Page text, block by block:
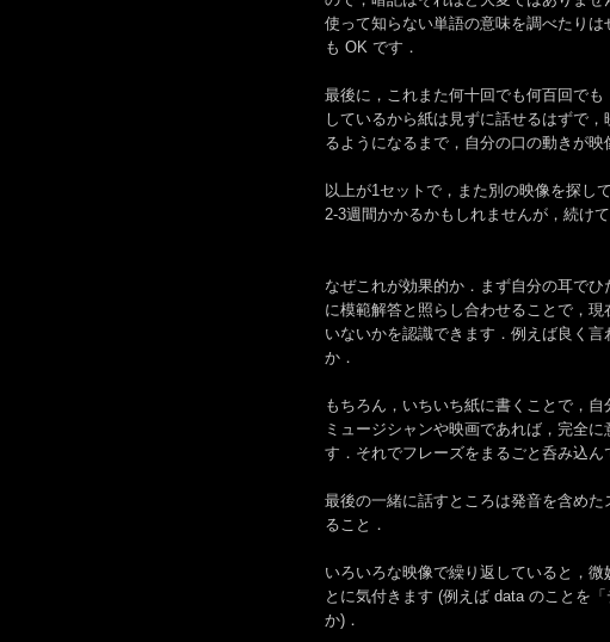
使って知らない単語の意味を調べたり
も OK です．
最後に，これまた何十回でも何百回で
しているから紙は見ずに話せるはずで
るようになるまで，自分の口の動きが
以上が1セットで，また別の映像を探し
2-3週間かかるかもしれませんが，続け
なぜこれが効果的か．まず自分の耳で
に模範解答と照らし合わせることで，
いないかを認識できます．例えば良く
か．
もちろん，いちいち紙に書くことで，
ミュージシャンや映画であれば，完全
す．それでフレーズをまるごと呑み込ん
最後の一緒に話すところは発音を含め
ること．
いろいろな映像で繰り返していると，
とに気付きます (例えば data のことを
か)．